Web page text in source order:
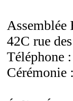
Assemblée
42C rue
Téléphone
Cérémonie